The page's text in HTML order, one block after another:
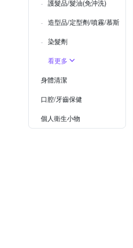
護髮品/髮油(免沖洗)
造型品/定型劑/噴霧/慕斯
染髮劑
看更多
身體清潔
口腔/牙齒保健
個人衛生小物